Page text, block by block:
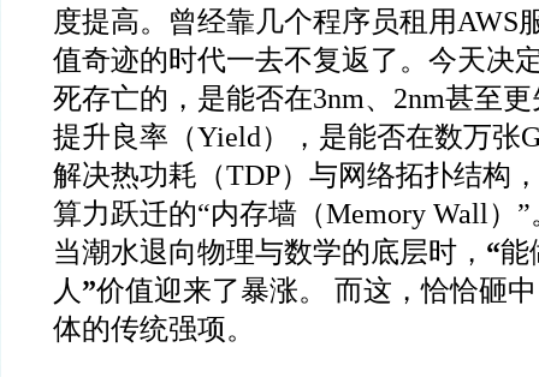
度提高。曾经靠几个程序员租用AWS
值奇迹的时代一去不复返了。今天决
死存亡的，是能否在3nm、2nm甚至
提升良率（Yield），是能否在数万张
解决热功耗（TDP）与网络拓扑结构
算力跃迁的“内存墙（Memory Wall）”
当潮水退向物理与数学的底层时， “能
人 ”价值迎来了暴涨。 而这，恰恰砸
体的传统强项。